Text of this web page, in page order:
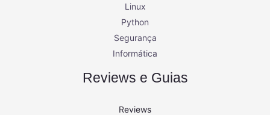
Linux
Python
Segurança
Informática
Reviews e Guias
Reviews